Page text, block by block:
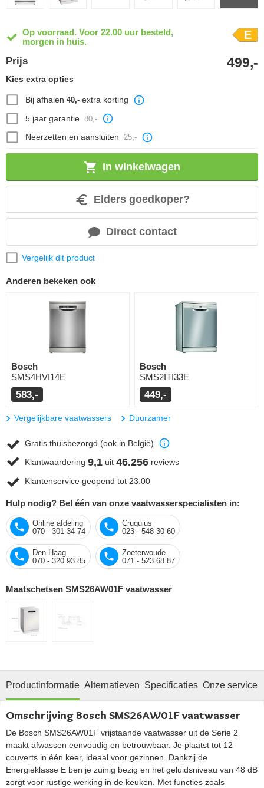
Op voorraad. Voor 22.00 uur besteld,
morgen in huis.
E
Prijs 499,-
Kies extra opties
Bij afhalen 40,-extra korting
5 jaar garantie 80,-
Neerzetten en aansluiten 25,-
In winkelwagen
Elders goedkoper?
Direct contact
Vergelijk dit product
Anderen bekeken ook
Bosch
SMS4HVI14E
583,-
Bosch
SMS2ITI33E
449,-
Vergelijkbare vaatwassers Duurzamer
Gratis thuisbezorgd (ook in België)
Klantwaardering 9,1 uit 46.256 reviews
Klantenservice geopend tot 23:00
Hulp nodig? Bel één van onze vaatwasserspecialisten in:
Online afdeling
070 - 301 34 74
Cruquius
023 - 548 30 60
Den Haag
070 - 320 93 85
Zoeterwoude
071 - 523 68 87
Maatschetsen SMS26AW01F vaatwasser
Productinformatie Alternatieven Specificaties Onze service
Omschrijving Bosch SMS26AW01F vaatwasser
De Bosch SMS26AW01F vrijstaande vaatwasser uit de Serie 2
maakt afwassen eenvoudig en betrouwbaar. Je plaatst tot 12
couverts in één keer, ideaal voor gezinnen. Dankzij de
Energieklasse E ben je zuinig bezig en het geluidsniveau van 48 dB
zorgt voor rustige werking in de keuken. Met functies zoals